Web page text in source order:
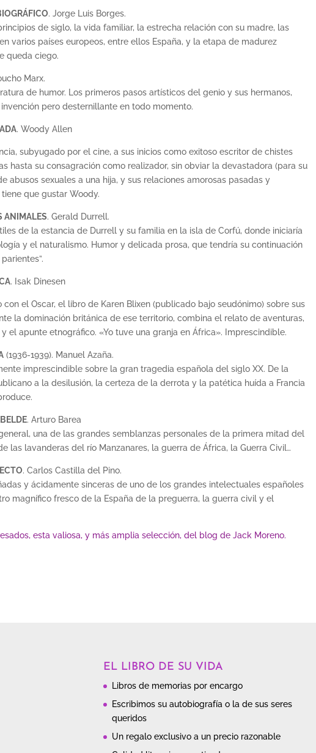
. Jorge Luis Borges.
de siglo, la vida familiar, la estrecha relación con su madre, las
varios países europeos, entre ellos España, y la etapa de madurez
queda ciego.
Marx.
de humor. Los primeros pasos artísticos del genio y sus hermanos,
pero desternillante en todo momento.
. Woody Allen
subyugado por el cine, a sus inicios como exitoso escritor de chistes
hasta su consagración como realizador, sin obviar la devastadora (para su
abusos sexuales a una hija, y sus relaciones amorosas pasadas y
tiene que gustar Woody.
ANIMALES. Gerald Durrell.
de la estancia de Durrell y su familia en la isla de Corfú, donde iniciaría
y el naturalismo. Humor y delicada prosa, que tendría su continuación
. Isak Dinesen
con el Oscar, el libro de Karen Blixen (publicado bajo seudónimo) sobre sus
la dominación británica de ese territorio, combina el relato de aventuras,
el apunte etnográfico. «Yo tuve una granja en África». Imprescindible.
(1936-1939). Manuel Azaña.
imprescindible sobre la gran tragedia española del siglo XX. De la
a la desilusión, la certeza de la derrota y la patética huída a Francia
. Arturo Barea
una de las grandes semblanzas personales de la primera mitad del
las lavanderas del río Manzanares, la guerra de África, la Guerra Civil…
. Carlos Castilla del Pino.
y ácidamente sinceras de uno de los grandes intelectuales españoles
magnífico fresco de la España de la preguerra, la guerra civil y el
esta valiosa, y más amplia selección, del blog de Jack Moreno.
EL LIBRO DE SU VIDA
Libros de memorias por encargo
Escribimos su autobiografía o la de sus seres
queridos
Un regalo exclusivo a un precio razonable